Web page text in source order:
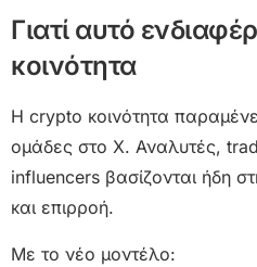
Γιατί αυτό
κοινότητα
Η crypto κοινότητα
ομάδες στο X. Αναλυτές,
influencers βασίζονται ήδη
και επιρροή.
Με το νέο μοντέλο: